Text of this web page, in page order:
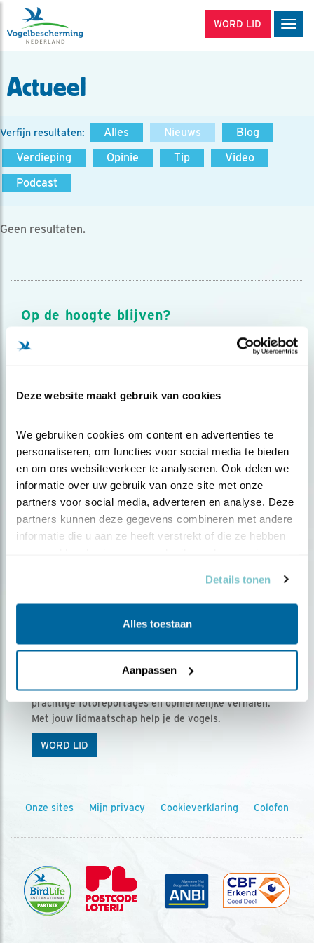
Deze website maakt gebruik van cookies
We gebruiken cookies om content en advertenties te
personaliseren, om functies voor social media te bieden
en om ons websiteverkeer te analyseren. Ook delen we
informatie over uw gebruik van onze site met onze
partners voor social media, adverteren en analyse. Deze
partners kunnen deze gegevens combineren met andere
informatie die u aan ze heeft verstrekt of die ze hebben
Details tonen
Alles toestaan
Aanpassen
WORD LID
Actueel
Verfijn resultaten: Alles Nieuws
Blog
Verdieping
Opinie Tip
Video
Podcast
Geen resultaten.
Op de hoogte blijven?
Meld je aan en ontvang nieuws, inspiratie, acties en tips
over vogels en activiteiten van Vogelbescherming.
Ontvang 5 x Vogels voor € 36,00 per jaar
Vogels is het tijdschrift voor onze leden, met
prachtige fotoreportages en opmerkelijke verhalen.
Met jouw lidmaatschap help je de vogels.
WORD LID
Onze sites Mijn privacy Cookieverklaring Colofon